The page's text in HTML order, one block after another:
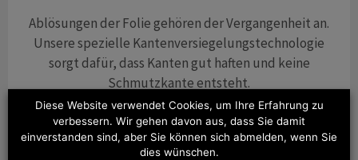
Ablösungen der Folie gehören der Vergangenheit an.
Unsere spezielle Kantenversiegelungstechnologie
sorgt dafür, dass Kanten gut haften und keine
Schmutzkante entsteht.
Diese Website verwendet Cookies, um Ihre Erfahrung zu
verbessern. Wir gehen davon aus, dass Sie damit
einverstanden sind, aber Sie können sich abmelden, wenn Sie
dies wünschen.